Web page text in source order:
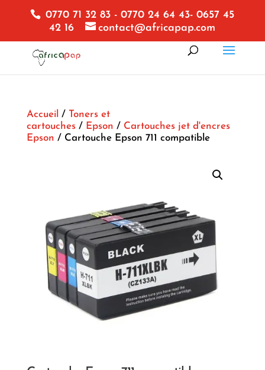
0770 71 32 83 - 0770 24 64 43- 0657 45
42 16
contact@africapap.com
Accueil / Toners et
cartouches/ Epson / Cartouches jet d'encres
Epson / Cartouche Epson 711 compatible